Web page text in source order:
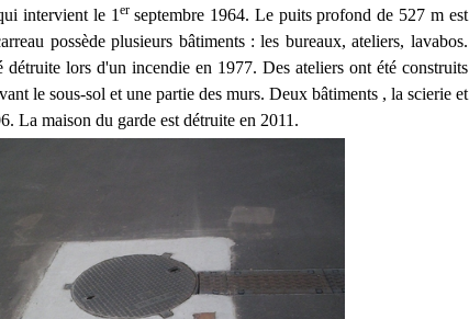
intervient le 1 erseptembre 1964. Le puits profond de 527 m est
possède plusieurs bâtiments : les bureaux, ateliers, lavabos.
détruite lors d'un incendie en 1977. Des ateliers ont été construits
le sous-sol et une partie des murs. Deux bâtiments , la scierie et
La maison du garde est détruite en 2011.